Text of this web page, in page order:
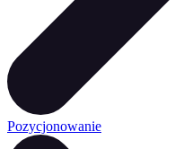
Pozycjonowanie